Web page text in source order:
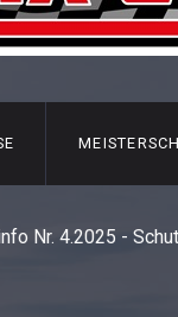
Nr. 4.2025 -